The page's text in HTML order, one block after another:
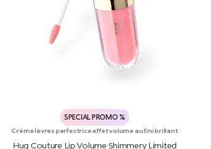
SPECIAL PROMO %
Crème lèvres perfectrice effet volume au fini brillant
Hug Couture Lip Volume Shimmery Limited